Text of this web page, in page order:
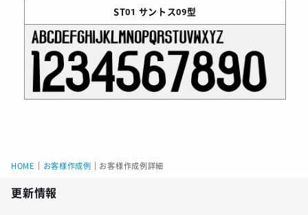
ST01 サントス09型
HOME お客様作成例 お客様作成例詳細
更新情報